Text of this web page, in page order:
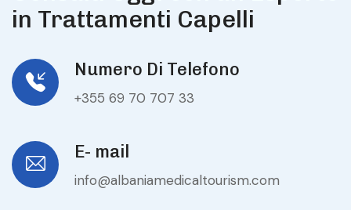
in Trattamenti Capelli
Numero Di Telefono
+355 69 70 707 33
E- mail
info@albaniamedicaltourism.com